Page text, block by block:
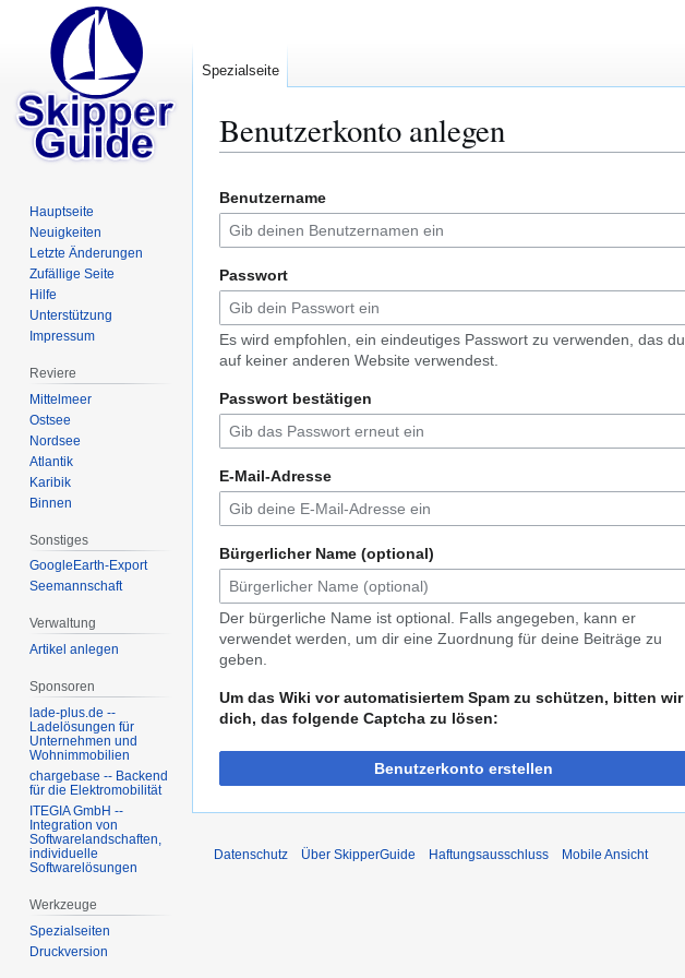
Benutzerkonto anlegen
Navigation
springen
Suche
springen
Benutzername
Passwort
Es wird empfohlen, ein eindeutiges Passwort zu verwenden, das du
auf keiner anderen Website verwendest.
Passwort bestätigen
E-Mail-Adresse
Bürgerlicher Name (optional)
Der bürgerliche Name ist optional. Falls angegeben, kann er
verwendet werden, um dir eine Zuordnung für deine Beiträge zu
geben.
Um das Wiki vor automatisiertem Spam zu schützen, bitten wir
dich, das folgende Captcha zu lösen:
Benutzerkonto erstellen
Spezialseite
Hauptseite
Neuigkeiten
Letzte Änderungen
Zufällige Seite
Hilfe
Unterstützung
Impressum
Reviere
Mittelmeer
Ostsee
Nordsee
Atlantik
Karibik
Binnen
Sonstiges
GoogleEarth-Export
Seemannschaft
Verwaltung
Artikel anlegen
Sponsoren
lade-plus.de --
Ladelösungen für
Unternehmen und
Wohnimmobilien
chargebase -- Backend
für die Elektromobilität
ITEGIA GmbH --
Integration von
Softwarelandschaften,
individuelle
Softwarelösungen
Werkzeuge
Spezialseiten
Druckversion
Datenschutz Über SkipperGuide Haftungsausschluss Mobile Ansicht